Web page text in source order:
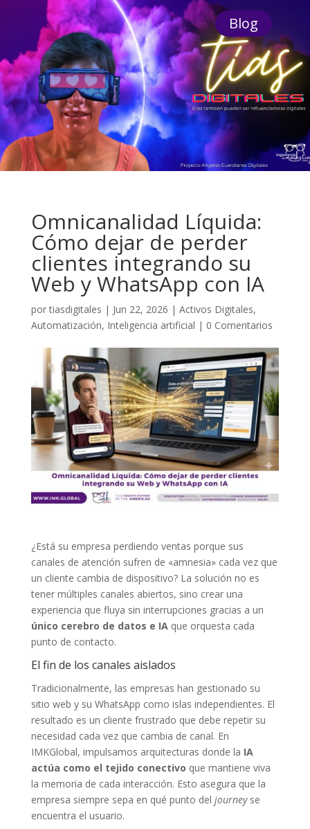
Blog
Omnicanalidad Líquida:
Cómo dejar de perder
clientes integrando su
Web y WhatsApp con IA
portiasdigitales | Jun 22, 2026 | Activos Digitales,
Automatización, Inteligencia artificial | 0 Comentarios
¿Está su empresa perdiendo ventas porque sus
canales de atención sufren de «amnesia» cada vez que
un cliente cambia de dispositivo? La solución no es
tener múltiples canales abiertos, sino crear una
experiencia que fluya sin interrupciones gracias a un
único cerebro de datos e IAque orquesta cada
punto de contacto.
El fin de los canales aislados
Tradicionalmente, las empresas han gestionado su
sitio web y su WhatsApp como islas independientes. El
resultado es un cliente frustrado que debe repetir su
necesidad cada vez que cambia de canal. En
IMKGlobal, impulsamos arquitecturas donde la IA
actúa como el tejido conectivo que mantiene viva
la memoria de cada interacción. Esto asegura que la
empresa siempre sepa en qué punto del journeyse
encuentra el usuario.